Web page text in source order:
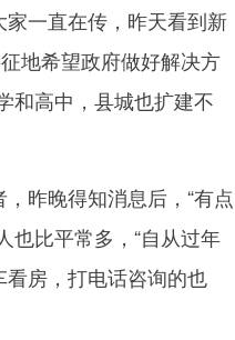
一直在传，昨天看到新
地希望政府做好解决方
和高中，县城也扩建不
昨晚得知消息后，“有点
也比平常多，“自从过年
房，打电话咨询的也